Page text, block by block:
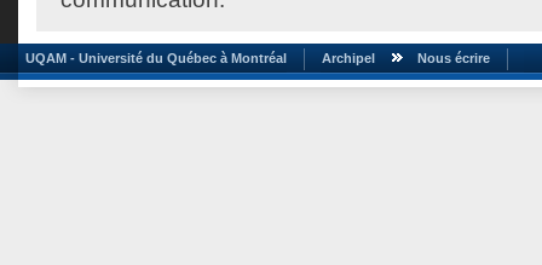
UQAM - Université du Québec à Montréal Archipel Nous écrire